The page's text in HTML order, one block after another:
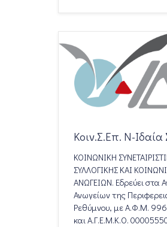
Κοιν.Σ.Επ. Ν-Ιδαία
ΚΟΙΝΩΝΙΚΗ
ΣΥΛΛΟΓΙΚΗΣ ΚΑΙ
ΑΝΩΓΕΙΩΝ. Εδρεύει στα
Ανωγείων της
Ρεθύμνου, με Α.Φ.Μ.
και Α.Γ.Ε.Μ.Κ.Ο.